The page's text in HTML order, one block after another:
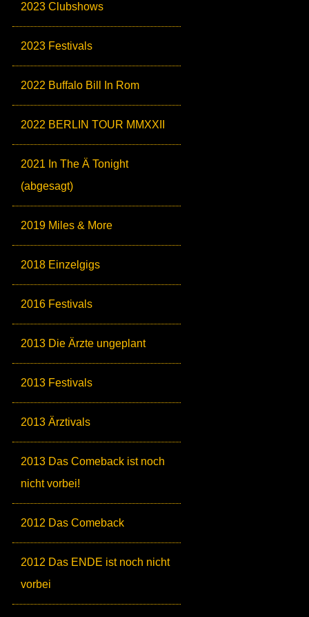
2023 Clubshows
2023 Festivals
2022 Buffalo Bill In Rom
2022 BERLIN TOUR MMXXII
2021 In The Ä Tonight
(abgesagt)
2019 Miles & More
2018 Einzelgigs
2016 Festivals
2013 Die Ärzte ungeplant
2013 Festivals
2013 Ärztivals
2013 Das Comeback ist noch
nicht vorbei!
2012 Das Comeback
2012 Das ENDE ist noch nicht
vorbei